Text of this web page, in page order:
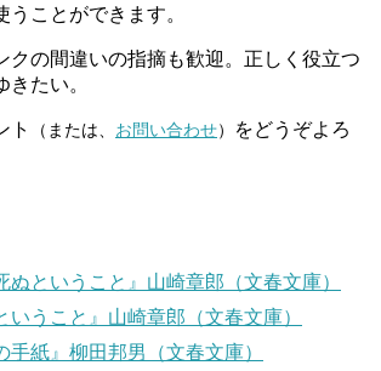
うことができます。
クの間違いの指摘も歓迎。正しく役立つ
たい。
ト （または、 お問い合わせ）
をどうぞよろ
ぬということ』山崎章郎（文春文庫）
いうこと』山崎章郎（文春文庫）
手紙』柳田邦男（文春文庫）